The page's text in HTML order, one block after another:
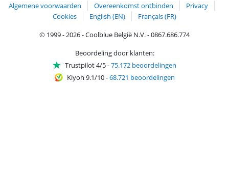
Algemene voorwaarden Overeenkomst ontbinden
Privacy
Cookies
English (EN)
Français (FR)
© 1999 - 2026 - Coolblue België N.V. - 0867.686.774
Beoordeling door klanten:
Trustpilot 4/5-75.172 beoordelingen
Kiyoh 9.1/10-68.721 beoordelingen